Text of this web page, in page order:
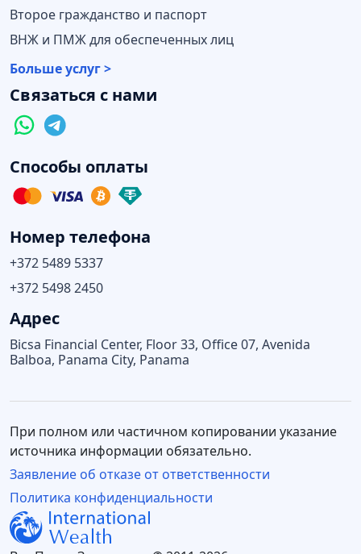
Второе гражданство и паспорт
ВНЖ и ПМЖ для обеспеченных лиц
Больше услуг >
Связаться с нами
Способы оплаты
Номер телефона
+372 5489 5337
+372 5498 2450
Адрес
Bicsa Financial Center, Floor 33, Office 07, Avenida
Balboa, Panama City, Panama
Политика конфиденциальности
При полном или частичном копировании указание
источника информации обязательно.
Заявление об отказе от ответственности